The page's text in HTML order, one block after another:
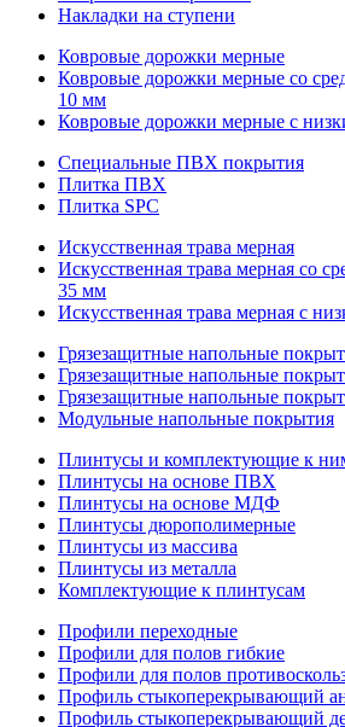
Накладки на ступени
Ковровые дорожки мерные
Ковровые дорожки мерные со
10 мм
Ковровые дорожки мерные с
Специальные ПВХ покрытия
Плитка ПВХ
Плитка SPC
Искуccтвенная трава мерная
Искусственная трава мерная со
35 мм
Искусственная трава мерная с
Грязезащитные напольные
Грязезащитные напольные
Грязезащитные напольные
Модульные напольные покрытия
Плинтусы и комплектующие к
Плинтусы на основе ПВХ
Плинтусы на основе МДФ
Плинтусы дюрополимерные
Плинтусы из массива
Плинтусы из металла
Комплектующие к плинтусам
Профили переходные
Профили для полов гибкие
Профили для полов
Профиль стыкоперекрывающий
Профиль стыкоперекрывающий